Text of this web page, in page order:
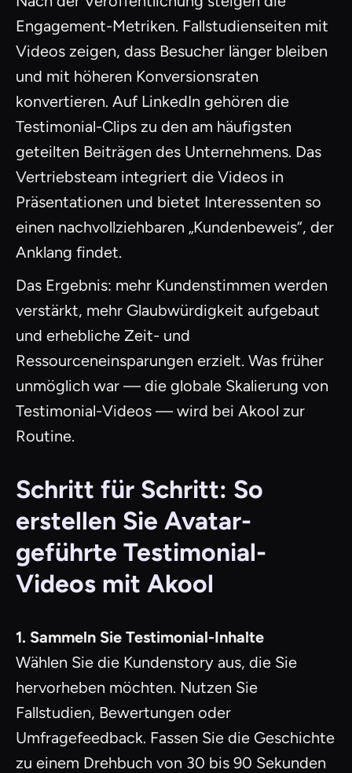
Engagement-Metriken. Fallstudienseiten mit
Videos zeigen, dass Besucher länger bleiben
und mit höheren Konversionsraten
konvertieren. Auf LinkedIn gehören die
Testimonial-Clips zu den am häufigsten
geteilten Beiträgen des Unternehmens. Das
Vertriebsteam integriert die Videos in
Präsentationen und bietet Interessenten so
einen nachvollziehbaren „Kundenbeweis“, der
Anklang findet.
Das Ergebnis: mehr Kundenstimmen werden
verstärkt, mehr Glaubwürdigkeit aufgebaut
und erhebliche Zeit- und
Ressourceneinsparungen erzielt. Was früher
unmöglich war — die globale Skalierung von
Testimonial-Videos — wird bei Akool zur
Routine.
Schritt für Schritt: So
erstellen Sie Avatar-
geführte Testimonial-
Videos mit Akool
1. Sammeln Sie Testimonial-Inhalte
Wählen Sie die Kundenstory aus, die Sie
hervorheben möchten. Nutzen Sie
Fallstudien, Bewertungen oder
Umfragefeedback. Fassen Sie die Geschichte
zu einem Drehbuch von 30 bis 90 Sekunden